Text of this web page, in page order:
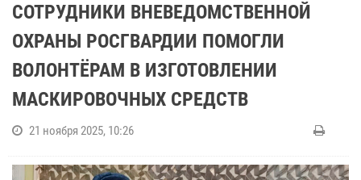
СОТРУДНИКИ ВНЕВЕДОМСТВЕННОЙ
ОХРАНЫ РОСГВАРДИИ ПОМОГЛИ
ВОЛОНТЁРАМ В ИЗГОТОВЛЕНИИ
МАСКИРОВОЧНЫХ СРЕДСТВ
21 ноября 2025, 10:26